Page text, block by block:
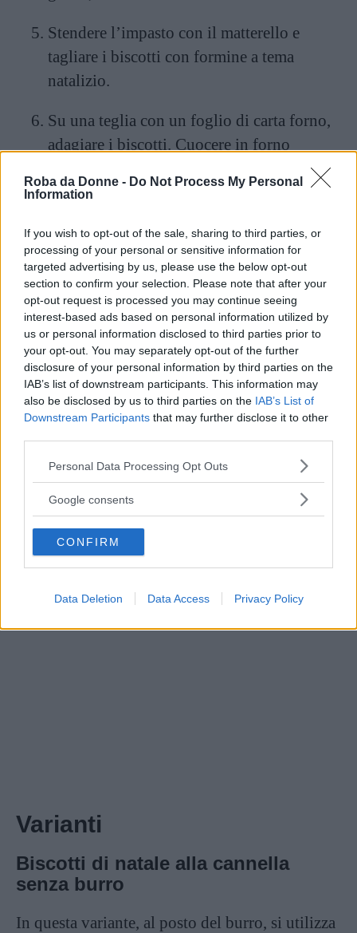
Roba da Donne - Do Not Process My Personal
Information
If you wish to opt-out of the sale, sharing to third parties, or
processing of your personal or sensitive information for
targeted advertising by us, please use the below opt-out
section to confirm your selection. Please note that after your
opt-out request is processed you may continue seeing
interest-based ads based on personal information utilized by
us or personal information disclosed to third parties prior to
your opt-out. You may separately opt-out of the further
disclosure of your personal information by third parties on the
IAB’s list of downstream participants. This information may
also be disclosed by us to third parties on the IAB’s List of
Downstream Participants that may further disclose it to other
Please note that this website/app uses one or more Google
not limited to your visit or usage behaviour. You may click to
use your data for below specified purposes in below Google
consent section.
Personal Data Processing Opt Outs
Google consents
CONFIRM
Data Deletion Data Access Privacy Policy
Stendere l’impasto con il matterello e
tagliare i biscotti con formine a tema
natalizio.
Su una teglia con un foglio di carta forno,
adagiare i biscotti. Cuocere in forno
preriscaldato a 200°C per 15 minuti. Non
devono essere troppo coloriti.
Farcire con laglassa, servendosi di una sac
a poche e lasciar asciugare.
Varianti
Biscotti di natale alla cannella
senza burro
In questa variante, al posto del burro, si utilizza